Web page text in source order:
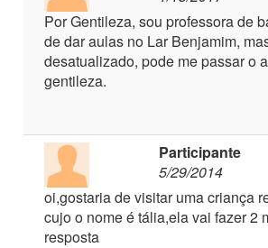
Por Gentileza, sou professora de
de dar aulas no Lar Benjamim,
desatualizado, pode me passar o
gentileza.
Participante
5/29/2014
oi,gostaria de visitar uma criança
cujo o nome é tália,ela vai fazer 2
resposta